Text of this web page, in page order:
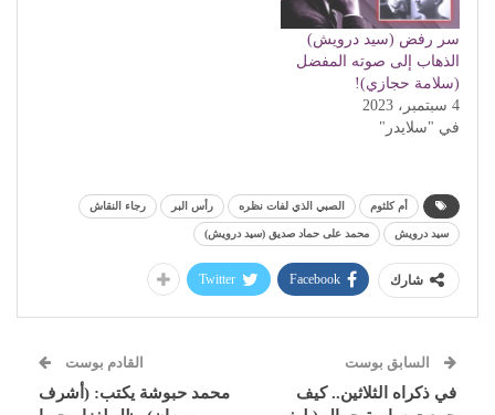
سر رفض (سيد درويش)
الذهاب إلى صوته المفضل
(سلامة حجازي)!
4 سبتمبر، 2023
في "سلايدر"
أم كلثوم الصبي الذي لفات نظره رأس البر رجاء النقاش
سيد درويش محمد على حماد صديق (سيد درويش)
شارك Facebook
Twitter
السابق بوست
في ذكراه الثلاثين.. كيف
القادم بوست
محمد حبوشة يكتب: (أشرف